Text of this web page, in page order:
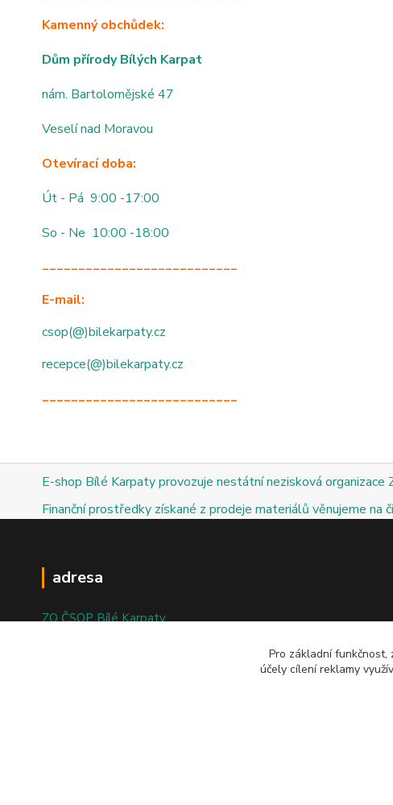
Kamenný obchůdek:
Dům přírody Bílých Karpat
nám. Bartolomějské 47
Veselí nad Moravou
Otevírací doba:
Út - Pá 9:00 -17:00
So - Ne 10:00 -18:00
___________________________
E-mail:
csop(@)bilekarpaty.cz
recepce(@)bilekarpaty.cz
___________________________
E-shop Bílé Karpaty provozuje nestátní nezisková organizace
Finanční prostředky získané z prodeje materiálů věnujeme na
adresa
ZO ČSOP Bílé Karpaty
Pro základní funkčnost,
účely cílení reklamy